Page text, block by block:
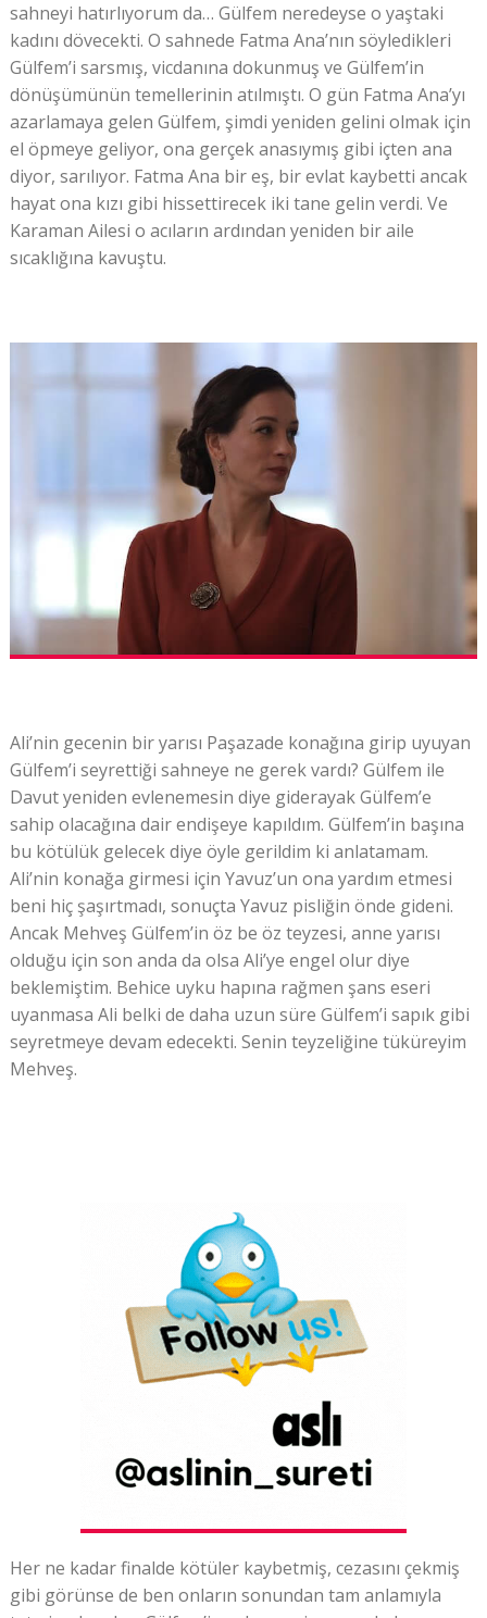
sahneyi hatırlıyorum da… Gülfem neredeyse o yaştaki
kadını dövecekti. O sahnede Fatma Ana’nın söyledikleri
Gülfem’i sarsmış, vicdanına dokunmuş ve Gülfem’in
dönüşümünün temellerinin atılmıştı. O gün Fatma Ana’yı
azarlamaya gelen Gülfem, şimdi yeniden gelini olmak için
el öpmeye geliyor, ona gerçek anasıymış gibi içten ana
diyor, sarılıyor. Fatma Ana bir eş, bir evlat kaybetti ancak
hayat ona kızı gibi hissettirecek iki tane gelin verdi. Ve
Karaman Ailesi o acıların ardından yeniden bir aile
sıcaklığına kavuştu.
Ali’nin gecenin bir yarısı Paşazade konağına girip uyuyan
Gülfem’i seyrettiği sahneye ne gerek vardı? Gülfem ile
Davut yeniden evlenemesin diye giderayak Gülfem’e
sahip olacağına dair endişeye kapıldım. Gülfem’in başına
bu kötülük gelecek diye öyle gerildim ki anlatamam.
Ali’nin konağa girmesi için Yavuz’un ona yardım etmesi
beni hiç şaşırtmadı, sonuçta Yavuz pisliğin önde gideni.
Ancak Mehveş Gülfem’in öz be öz teyzesi, anne yarısı
olduğu için son anda da olsa Ali’ye engel olur diye
beklemiştim. Behice uyku hapına rağmen şans eseri
uyanmasa Ali belki de daha uzun süre Gülfem’i sapık gibi
seyretmeye devam edecekti. Senin teyzeliğine tüküreyim
Mehveş.
Her ne kadar finalde kötüler kaybetmiş, cezasını çekmiş
gibi görünse de ben onların sonundan tam anlamıyla